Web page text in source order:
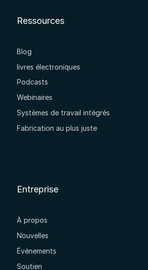
Ressources
Blog
livres électroniques
Podcasts
Webinaires
Systèmes de travail intégrés
Fabrication au plus juste
Entreprise
À propos
Nouvelles
Événements
Soutien